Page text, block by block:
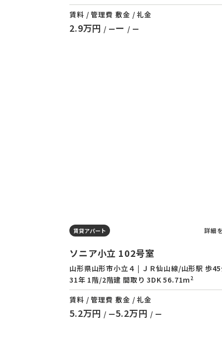
賃料 / 管理費
2.9万円 / ー
敷金 / 礼金
ー / ー
賃貸アパート 詳細
ソニア小立 102号室
山形県山形市小立４ | ＪＲ仙山線/山形駅 歩
31年 1階/2階建 間取り 3DK 56.71m 2
賃料 / 管理費
5.2万円 / ー
敷金 / 礼金
5.2万円 / ー